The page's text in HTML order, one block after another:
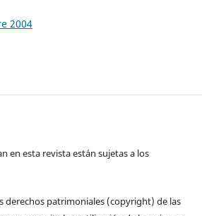
2004
en esta revista están sujetas a los
derechos patrimoniales (copyright) de las